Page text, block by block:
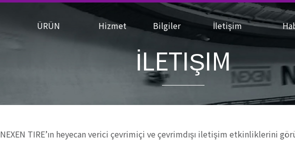
ÜRÜN Hizmet Bilgiler İletişim
İLETIŞIM
NEXEN TIRE’ın heyecan verici çevrimiçi ve çevrimdışı iletişim etkinliklerini